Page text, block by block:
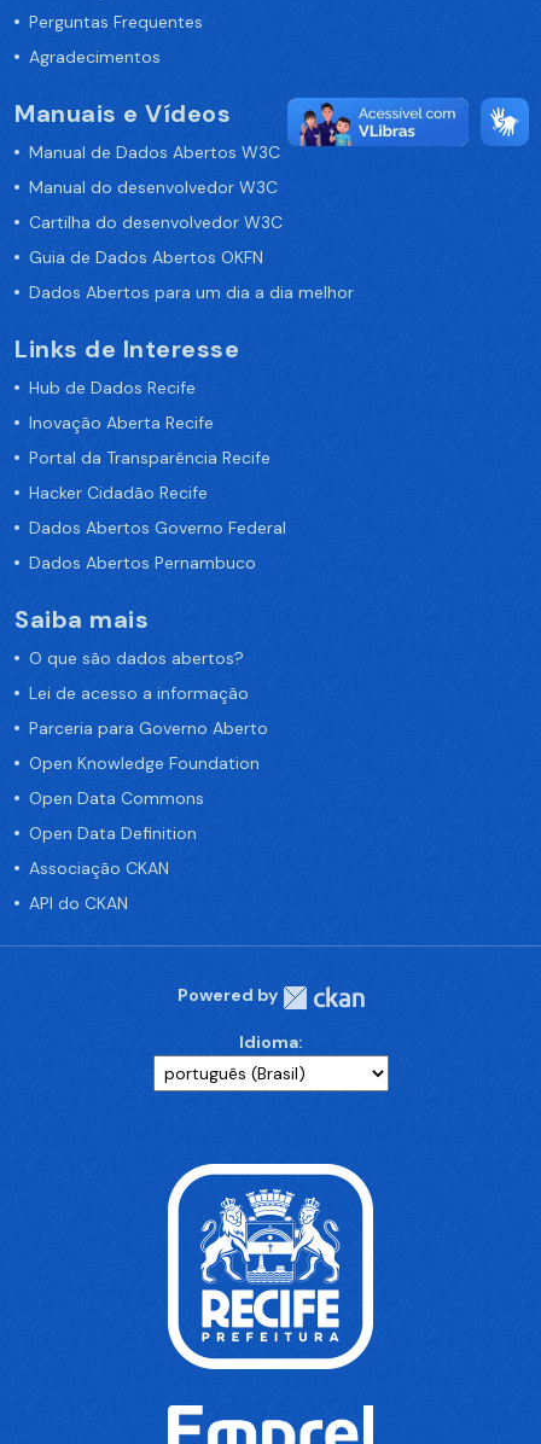
Perguntas Frequentes
Agradecimentos
Manuais e Vídeos
Manual de Dados Abertos W3C
Manual do desenvolvedor W3C
Cartilha do desenvolvedor W3C
Guia de Dados Abertos OKFN
Dados Abertos para um dia a dia melhor
Links de Interesse
Hub de Dados Recife
Inovação Aberta Recife
Portal da Transparência Recife
Hacker Cidadão Recife
Dados Abertos Governo Federal
Dados Abertos Pernambuco
Saiba mais
O que são dados abertos?
Lei de acesso a informação
Parceria para Governo Aberto
Open Knowledge Foundation
Open Data Commons
Open Data Definition
Associação CKAN
API do CKAN
Powered by
Idioma